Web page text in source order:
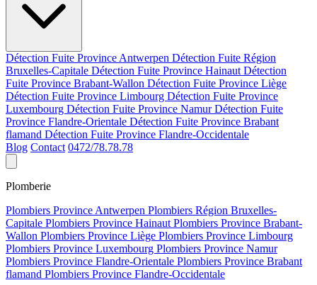
Détection Fuite Province Antwerpen Détection Fuite Région
Bruxelles-Capitale Détection Fuite Province Hainaut Détection
Fuite Province Brabant-Wallon Détection Fuite Province Liège
Détection Fuite Province Limbourg Détection Fuite Province
Luxembourg Détection Fuite Province NamurDétection Fuite
Province Flandre-Orientale Détection Fuite Province Brabant
flamand Détection Fuite Province Flandre-Occidentale
Blog Contact 0472/78.78.78
Plomberie
Plombiers Province Antwerpen Plombiers Région Bruxelles-
Capitale Plombiers Province Hainaut Plombiers Province Brabant-
Wallon Plombiers Province Liège Plombiers Province Limbourg
Plombiers Province Luxembourg Plombiers Province Namur
Plombiers Province Flandre-Orientale Plombiers Province Brabant
flamand Plombiers Province Flandre-Occidentale